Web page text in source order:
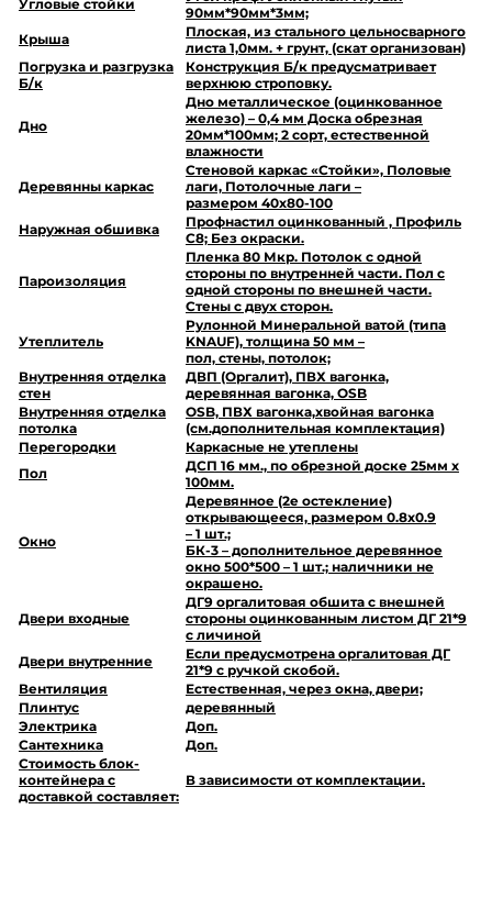
Угловые стойки
90мм*90мм*3мм;
Крыша
Плоская, из стального цельносварного
листа 1,0мм. + грунт, (скат организован)
Погрузка и разгрузка
Б/к
Конструкция Б/к предусматривает
верхнюю строповку.
Дно
Дно металлическое (оцинкованное
железо) – 0,4 мм Доска обрезная
20мм*100мм; 2 сорт, естественной
влажности
Деревянны каркас
Стеновой каркас «Стойки», Половые
лаги, Потолочные лаги –
размером 40х80-100
Наружная обшивка
Профнастил оцинкованный , Профиль
С8; Без окраски.
Пароизоляция
Пленка 80 Мкр. Потолок с одной
стороны по внутренней части. Пол с
одной стороны по внешней части.
Стены с двух сторон.
Утеплитель
Рулонной Минеральной ватой (типа
KNAUF), толщина 50 мм –
пол, стены, потолок;
Внутренняя отделка
стен
ДВП (Оргалит), ПВХ вагонка,
деревянная вагонка, OSB
Внутренняя отделка
потолка
OSB, ПВХ вагонка,хвойная вагонка
(см.дополнительная комплектация)
Перегородки
Каркасные не утеплены
Пол
ДСП 16 мм., по обрезной доске 25мм х
100мм.
Окно
Деревянное (2е остекление)
открывающееся, размером 0.8х0.9
– 1 шт.;
БК-3 – дополнительное деревянное
окно 500*500 – 1 шт.; наличники не
окрашено.
Двери входные
ДГ9 оргалитовая обшита с внешней
стороны оцинкованным листом ДГ 21*9
с личиной
Двери внутренние
Если предусмотрена оргалитовая ДГ
21*9 с ручкой скобой.
Вентиляция
Естественная, через окна, двери;
Плинтус
деревянный
Электрика
Доп.
Сантехника
Доп.
Стоимость блок-
контейнера с
доставкой составляет:
В зависимости от комплектации.